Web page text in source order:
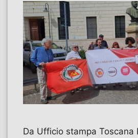
Da Ufficio stampa Toscana